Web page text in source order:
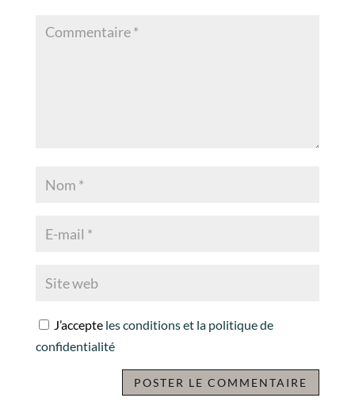
J’accepte les conditions et la politique de
confidentialité